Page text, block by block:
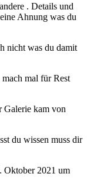
. Details und
Ahnung was du
nicht was du damit
mach mal für Rest
Galerie kam von
du wissen muss dir
Oktober 2021 um